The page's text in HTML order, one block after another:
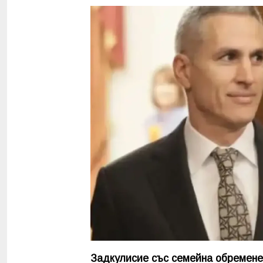
Задкулисие със семейна